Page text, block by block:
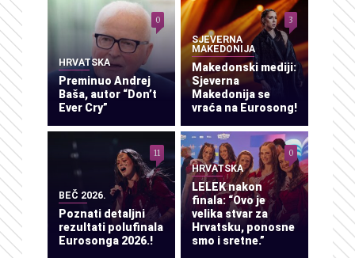
HRVATSKA
Preminuo Andrej
Baša, autor “Don’t
Ever Cry”
0
SJEVERNA
MAKEDONIJA
Makedonski mediji:
Sjeverna
Makedonija se
vraća na Eurosong!
3
BEČ 2026.
Poznati detaljni
rezultati polufinala
Eurosonga 2026.!
11
HRVATSKA
LELEK nakon
finala: “Ovo je
velika stvar za
Hrvatsku, ponosne
smo i sretne.”
0